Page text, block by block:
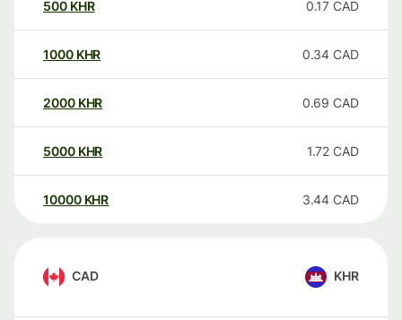
500 KHR 0.17 CAD
1000 KHR 0.34 CAD
2000 KHR 0.69 CAD
5000 KHR 1.72 CAD
10000 KHR 3.44 CAD
CAD KHR